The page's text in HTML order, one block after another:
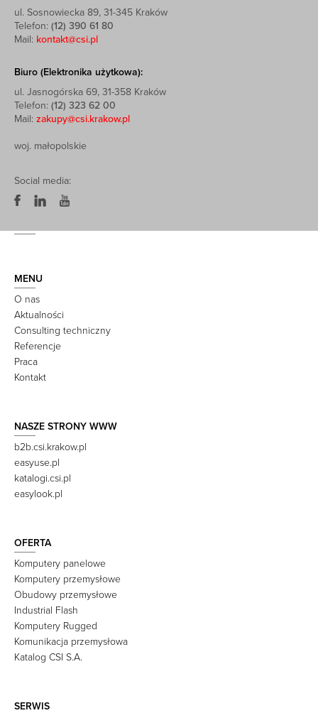
ul. Sosnowiecka 89, 31-345 Kraków
Telefon: (12) 390 61 80
Mail: kontakt@csi.pl
Biuro (Elektronika użytkowa):
ul. Jasnogórska 69, 31-358 Kraków
Telefon: (12) 323 62 00
Mail: zakupy@csi.krakow.pl
woj. małopolskie
Social media:
MENU
O nas
Aktualności
Consulting techniczny
Referencje
Praca
Kontakt
NASZE STRONY WWW
b2b.csi.krakow.pl
easyuse.pl
katalogi.csi.pl
easylook.pl
OFERTA
Komputery panelowe
Komputery przemysłowe
Obudowy przemysłowe
Industrial Flash
Komputery Rugged
Komunikacja przemysłowa
Katalog CSI S.A.
SERWIS